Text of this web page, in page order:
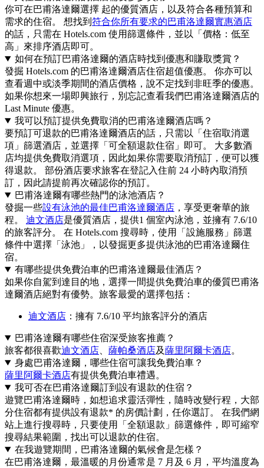
你可在巴甫洛達爾選擇 起的優質酒店，以及符合各種預算和
需求的住宿。 想找到 符合你所有要求的巴甫洛達爾實惠酒店
的話，只需在 Hotels.com 使用篩選條件，並以「價格：低至
高」來排序酒店即可。
如何在預訂巴甫洛達爾的酒店時找到優惠和賺取獎賞？
發掘 Hotels.com 的巴甫洛達爾酒店住宿超值優惠。 你亦可以
查看週中或淡季期間的酒店價格，說不定找到非旺季的優惠。
如果你想來一場即興旅行，別忘記查看我們巴甫洛達爾酒店的
Last Minute 優惠。
我可以預訂提供免費取消的巴甫洛達爾酒店嗎？
要預訂可退款的巴甫洛達爾酒店的話，只需以「住宿取消選
項」篩選酒店，並選擇「可全額退款住宿」即可。 大多數酒
店均提供免費取消選項，因此如果你需要取消預訂，便可以獲
得退款。 部份酒店要求旅客在登記入住前 24 小時內取消預
訂，因此請提前再次確認你的預訂。
巴甫洛達爾有哪些熱門的泳池酒店？
發掘一些設有泳池的最佳巴甫洛達爾酒店 ，享受更奢華的旅
程。 迪文酒店是優質酒店，提供1 個室內泳池，並擁有 7.6/10
的旅客評分。 在 Hotels.com 搜尋時，使用「設施服務」篩選
條件中選擇「泳池」，以發掘更多提供泳池的巴甫洛達爾住
宿。
有哪些提供免費泊車的巴甫洛達爾最佳酒店？
如果你自駕到達目的地，選擇一間提供免費泊車的優質巴甫洛
達爾酒店絕對有優勢。旅客最愛的選擇包括：
迪文酒店 ：擁有 7.6/10 平均旅客評分的酒店
巴甫洛達爾有哪些住宿深受旅客推薦？
旅客都很喜歡迪文酒店 薩帕桑酒店及薩里阿爾卡酒店。
身處巴甫洛達爾，哪些住宿可讓我免費泊車？
薩里阿爾卡酒店有提供免費泊車禮遇。
我可否在巴甫洛達爾訂到設有退款的住宿？
遊覽巴甫洛達爾時，如想追求靈活彈性，隨時改變行程，大部
分住宿都有提供設有退款* 的房價計劃，任你選訂。 在我們網
站上進行搜尋時，只要使用「全額退款」篩選條件，即可縮窄
搜尋結果範圍，找出可以退款的住宿。
在我遊覽期間，巴甫洛達爾的氣候會是怎樣？
在巴甫洛達爾，最溫暖的月份通常是 7 月及 6 月，平均溫度為